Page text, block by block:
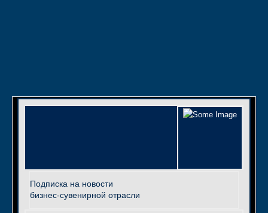
Подписка на новости
бизнес-сувенирной отрасли